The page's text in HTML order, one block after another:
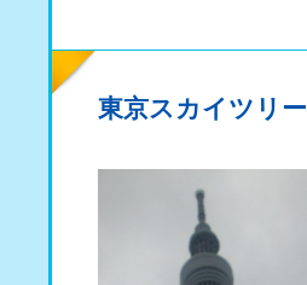
東京スカイツリー